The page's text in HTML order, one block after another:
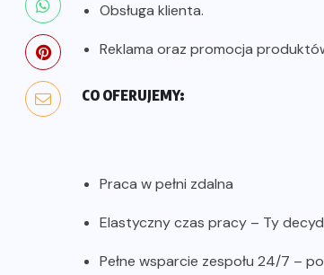
Obsługa klienta.
Reklama oraz promocja
CO OFERUJEMY:
Praca w pełni zdalna
Elastyczny czas pracy – Ty
Pełne wsparcie zespołu 24/7 –